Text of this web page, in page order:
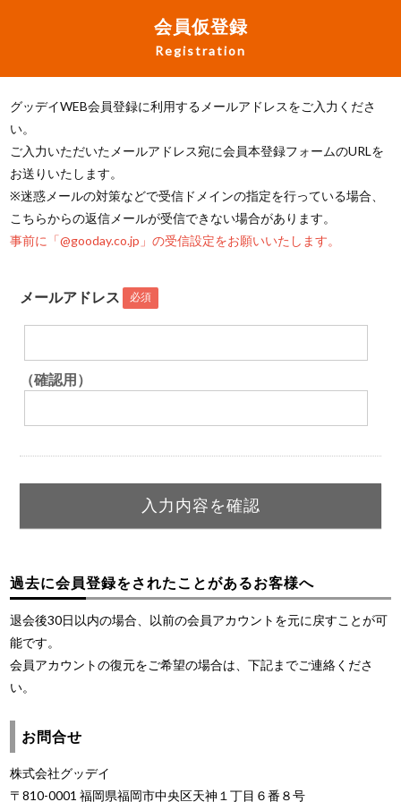
会員仮登録
Registration
グッデイWEB会員登録に利用するメールアドレスをご入力くださ
い。
ご入力いただいたメールアドレス宛に会員本登録フォームのURLを
お送りいたします。
※迷惑メールの対策などで受信ドメインの指定を行っている場合、
こちらからの返信メールが受信できない場合があります。
事前に「@gooday.co.jp」の受信設定をお願いいたします。
メールアドレス 必須
（確認用）
過去に会員登録をされたことがあるお客様へ
退会後30日以内の場合、以前の会員アカウントを元に戻すことが可
能です。
会員アカウントの復元をご希望の場合は、下記までご連絡くださ
い。
お問合せ
株式会社グッデイ
〒810-0001 福岡県福岡市中央区天神１丁目６番８号